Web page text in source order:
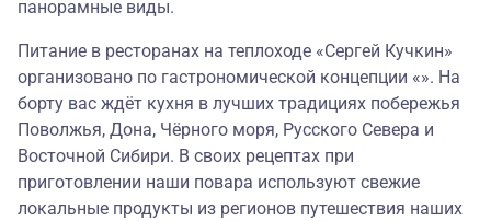
панорамные виды.
Питание в ресторанах на теплоходе «Сергей Кучкин»
организовано по гастрономической концепции «». На
борту вас ждёт кухня в лучших традициях побережья
Поволжья, Дона, Чёрного моря, Русского Севера и
Восточной Сибири. В своих рецептах при
приготовлении наши повара используют свежие
локальные продукты из регионов путешествия наших